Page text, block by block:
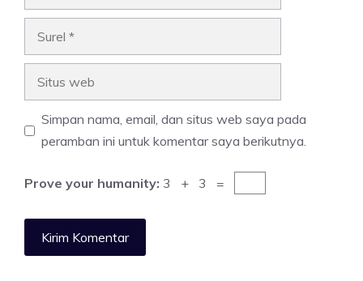
Simpan nama, email, dan situs web saya pada
peramban ini untuk komentar saya berikutnya.
Prove your humanity: 3 + 3 =